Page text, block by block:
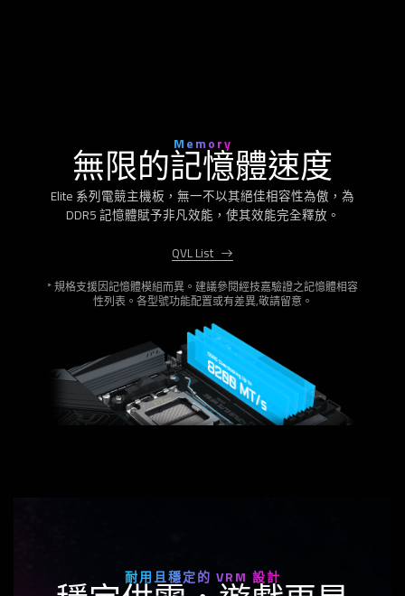
Memory
無限的記憶體速度
Elite 系列電競主機板，無一不以其絕佳相容性為傲，為
DDR5 記憶體賦予非凡效能，使其效能完全釋放。
QVL List
* 規格支援因記憶體模組而異。建議參閱經技嘉驗證之記憶體相容
性列表。各型號功能配置或有差異,敬請留意。
耐用且穩定的 VRM 設計